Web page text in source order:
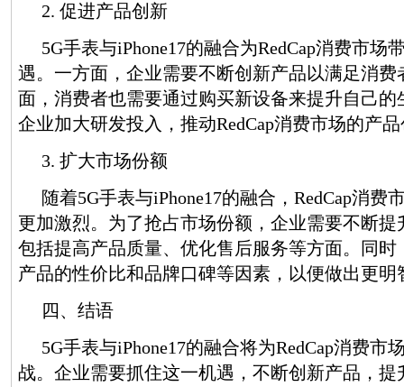
2. 促进产品创新
5G手表与iPhone17的融合为RedCap消费市场
遇。一方面，企业需要不断创新产品以满足消费
面，消费者也需要通过购买新设备来提升自己的
企业加大研发投入，推动RedCap消费市场的产
3. 扩大市场份额
随着5G手表与iPhone17的融合，RedCap消费
更加激烈。为了抢占市场份额，企业需要不断
包括提高产品质量、优化售后服务等方面。同时
产品的性价比和品牌口碑等因素，以便做出更明
四、结语
5G手表与iPhone17的融合将为RedCap消费市
战。企业需要抓住这一机遇，不断创新产品，提